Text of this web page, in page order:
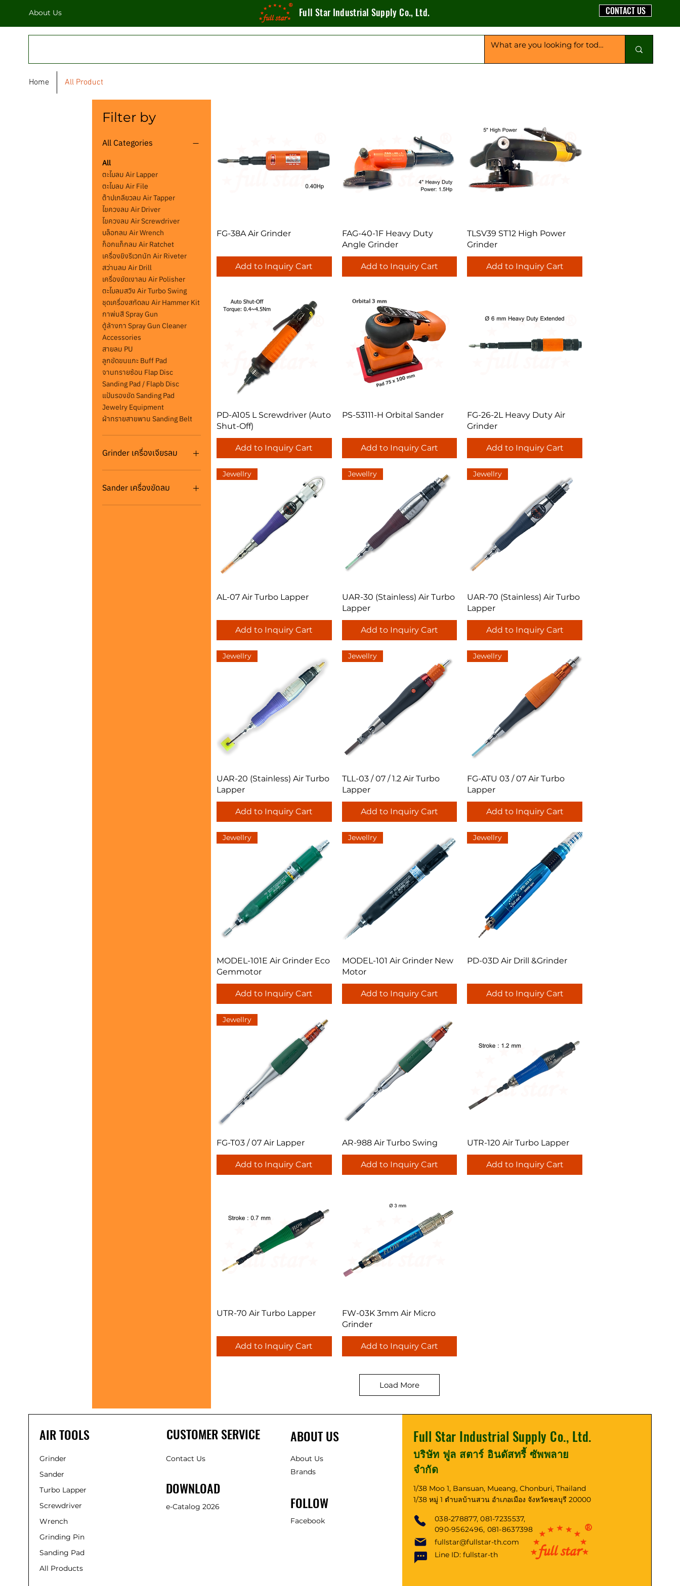
About Us Full Star Industrial Supply Co., Ltd. CONTACT US
Home All Product
Filter by
All Categories
All
ตะไบลม Air Lapper
ตะไบลม Air File
ต๊าปเกลียวลม Air Tapper
ไขควงลม Air Driver
ไขควงลม Air Screwdriver
บล็อกลม Air Wrench
ก็อกแก็กลม Air Ratchet
เครื่องยิงรีเวทนัท Air Riveter
สว่านลม Air Drill
เครื่องขัดเงาลม Air Polisher
ตะไบลมสวิง Air Turbo Swing
ชุดเครื่องสกัดลม Air Hammer Kit
กาพ่นสี Spray Gun
ตู้ล้างกา Spray Gun Cleaner
Accessories
สายลม PU
ลูกขัดขนแกะ Buff Pad
จานทรายซ้อน Flap Disc
Sanding Pad / Flapb Disc
แป้นรองขัด Sanding Pad
Jewelry Equipment
ผ้าทรายสายพาน Sanding Belt
Grinder เครื่องเจียรลม
เครื่องเจียรลม Heavy Duty
Grinder
Grinder
Sander เครื่องขัดลม
เครื่องขัดกระดาษทรายกลม
Quick View
FG-38A Air Grinder
Add to Inquiry Cart
Quick View
FAG-40-1F Heavy Duty
Angle Grinder
Add to Inquiry Cart
Quick View
TLSV39 ST12 High Power
Grinder
Add to Inquiry Cart
Quick View
PD-A105 L Screwdriver (Auto
Shut-Off)
Add to Inquiry Cart
Quick View
PS-53111-H Orbital Sander
Add to Inquiry Cart
Quick View
FG-26-2L Heavy Duty Air
Grinder
Add to Inquiry Cart
Quick View
Jewellry
AL-07 Air Turbo Lapper
Add to Inquiry Cart
Quick View
Jewellry
UAR-30 (Stainless) Air Turbo
Lapper
Add to Inquiry Cart
Quick View
Jewellry
UAR-70 (Stainless) Air Turbo
Lapper
Add to Inquiry Cart
Quick View
Jewellry
UAR-20 (Stainless) Air Turbo
Lapper
Add to Inquiry Cart
Quick View
Jewellry
TLL-03 / 07 / 1.2 Air Turbo
Lapper
Add to Inquiry Cart
Quick View
Jewellry
FG-ATU 03 / 07 Air Turbo
Lapper
Add to Inquiry Cart
Quick View
Jewellry
MODEL-101E Air Grinder Eco
Gemmotor
Add to Inquiry Cart
Quick View
Jewellry
MODEL-101 Air Grinder New
Motor
Add to Inquiry Cart
Quick View
Jewellry
PD-03D Air Drill &Grinder
Add to Inquiry Cart
Quick View
Jewellry
FG-T03 / 07 Air Lapper
Add to Inquiry Cart
Quick View
AR-988 Air Turbo Swing
Add to Inquiry Cart
Quick View
UTR-120 Air Turbo Lapper
Add to Inquiry Cart
Quick View
UTR-70 Air Turbo Lapper
Add to Inquiry Cart
Quick View
FW-03K 3mm Air Micro
Grinder
Add to Inquiry Cart
Load More
AIR TOOLS
Grinder
Sander
Turbo Lapper
Screwdriver
Wrench
Grinding Pin
Sanding Pad
All Products
CUSTOMER SERVICE
Contact Us
DOWNLOAD
e-Catalog 2026
ABOUT US
About Us
Brands
FOLLOW
Facebook
Full Star Industrial Supply Co., Ltd.
บริษัท ฟูล สตาร์ อินดัสทรี้ ซัพพลาย
จำกัด
1/38 Moo 1, Bansuan, Mueang, Chonburi, Thailand
1/38 หมู่ 1 ตำบลบ้านสวน อำเภอเมือง จังหวัดชลบุรี 20000
038-278877, 081-7235537,
090-9562496, 081-8637398
fullstar@fullstar-th.com
Line ID: fullstar-th